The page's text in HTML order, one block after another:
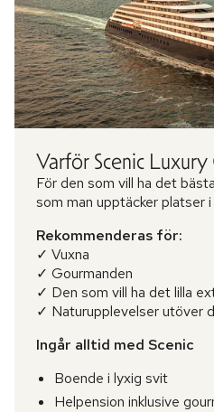
Varför Scenic Luxury
För den som vill ha det
som man upptäcker platser i
Rekommenderas för:
✓ Vuxna
✓ Gourmanden
✓ Den som vill ha det lilla
✓ Naturupplevelser utöver
Ingår alltid med Scenic
Boende i lyxig svit
Helpension inklusive